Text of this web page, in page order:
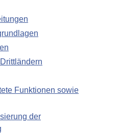
Funktionen sowie
der